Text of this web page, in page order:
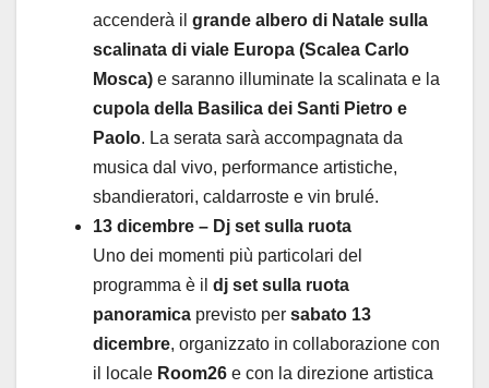
accenderà il grande albero di Natale sulla
scalinata di viale Europa (Scalea Carlo
Mosca) e saranno illuminate la scalinata e la
cupola della Basilica dei Santi Pietro e
Paolo. La serata sarà accompagnata da
musica dal vivo, performance artistiche,
sbandieratori, caldarroste e vin brulé.
13 dicembre – Dj set sulla ruota
Uno dei momenti più particolari del
programma è il dj set sulla ruota
panoramica previsto per sabato 13
dicembre, organizzato in collaborazione con
il locale Room26 e con la direzione artistica